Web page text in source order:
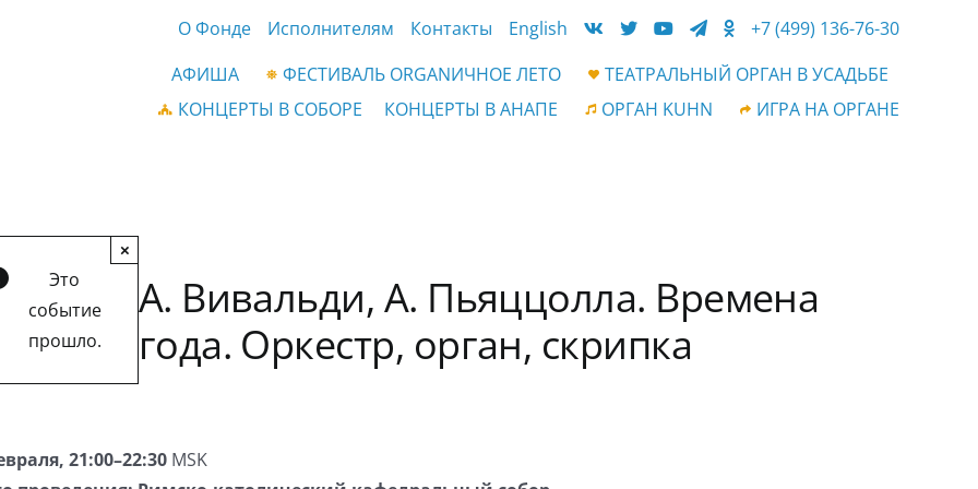
О Фонде Исполнителям Контакты English
+7 (499) 136-76-30
АФИША
ФЕСТИВАЛЬ ORGANИЧНОЕ ЛЕТО
ТЕАТРАЛЬНЫЙ ОРГАН В УСАДЬБЕ
КОНЦЕРТЫ В СОБОРЕ
КОНЦЕРТЫ В АНАПЕ ОРГАН KUHN ИГРА НА ОРГАНЕ
Это
событие
прошло.
×
А. Вивальди, А. Пьяццолла. Времена
года. Оркестр, орган, скрипка
21:00–22:30 MSK